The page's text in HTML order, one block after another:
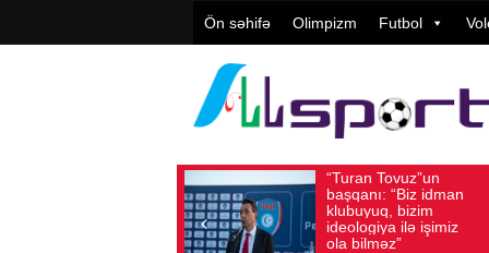
Ön səhifə Olimpizm Futbol
başqanı: “Biz idman
klubuyuq, bizim
ideologiya ilə işimiz
ola bilməz”
Vüqar
yüksək
Avqust 05, 2026